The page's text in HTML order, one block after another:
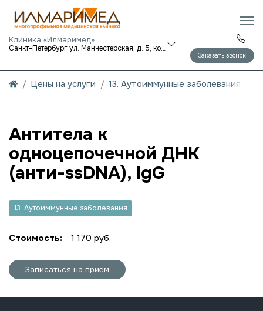
Клиника «Илмаримед»
Санкт-Петербург ул. Манчестерская, д. 5, корп. 1
Заказать звонок
Цены на услуги 13. Аутоиммунные заболевания
Антитела к
одноцепочечной ДНК
(анти-ssDNA), IgG
13. Аутоиммунные заболевания
Стоимость: 1 170 руб.
Записаться на прием